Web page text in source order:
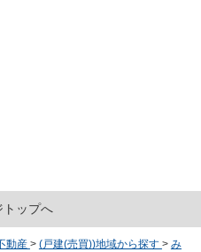
トップへ
動産 > (戸建(売買))地域から探す > み